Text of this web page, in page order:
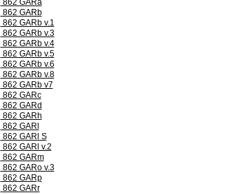
862 GARa
862 GARb
862 GARb v.1
862 GARb v.3
862 GARb v.4
862 GARb v.5
862 GARb v.6
862 GARb v.8
862 GARb v7
862 GARc
862 GARd
862 GARh
862 GARl
862 GARl S
862 GARl v.2
862 GARm
862 GARo v.3
862 GARp
862 GARr